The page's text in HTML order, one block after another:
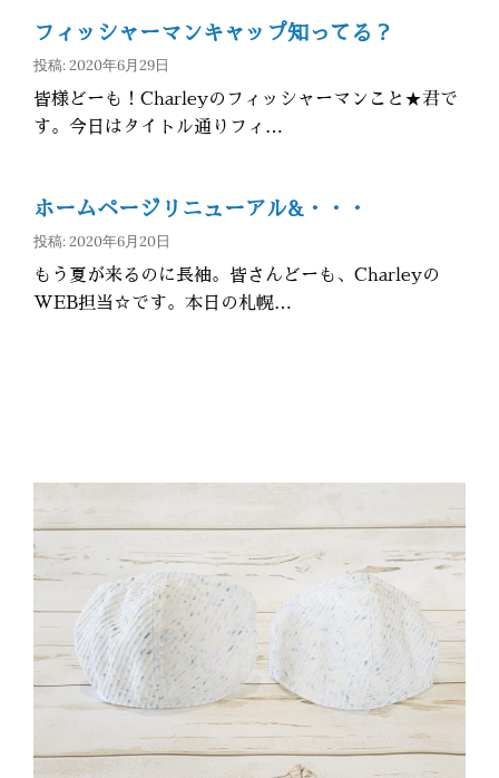
フィッシャーマンキャップ知ってる？
投稿: 2020年6月29日
皆様どーも！Charleyのフィッシャーマンこと★君で
す。今日はタイトル通りフィ…
ホームページリニューアル&・・・
投稿: 2020年6月20日
もう夏が来るのに長袖。皆さんどーも、Charleyの
WEB担当☆です。本日の札幌…